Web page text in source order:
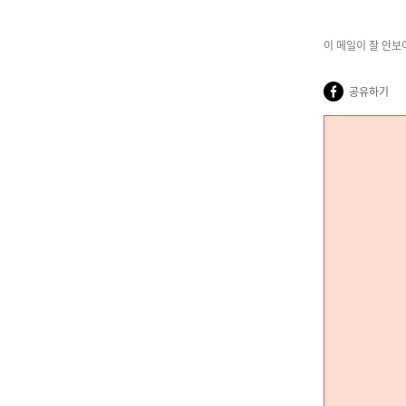
이 메일이 잘 안보
공유하기